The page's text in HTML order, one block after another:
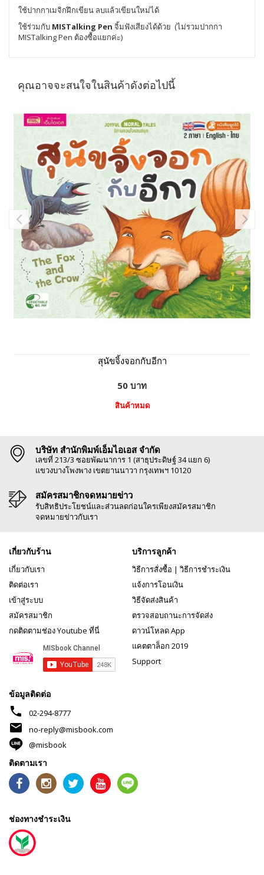
ใช้ปากกาเมจิกฝึกเขียน ลบแล้วเขียนใหม่ได้
ใช้ร่วมกับ MISTalking Pen จิ้มฟังเสียงได้ด้วย (ไม่รวมปากกา
MISTalking Pen ต้องซื้อแยกค่ะ)
คุณอาจจะสนใจในสินค้าดังต่อไปนี้
สุนัขจิ้งจอกกับอีกา
50 บาท
สินค้าหมด
บริษัท สำนักพิมพ์เอ็มไอเอส จำกัด
เลขที่ 213/3 ซอยพัฒนาการ 1 (สาธุประดิษฐ์ 34 แยก 6)
แขวงบางโพงพาง เขตยานนาวา กรุงเทพฯ 10120
สมัครสมาชิกจดหมายข่าว
รับสิทธิประโยชน์และส่วนลดก่อนใครเพียงสมัครสมาชิก
จดหมายข่าวกับเรา
เกี่ยวกับร้าน
เกี่ยวกับเรา
ติดต่อเรา
เข้าสู่ระบบ
สมัครสมาชิก
กดติดตามช่อง Youtube ที่นี่
บริการลูกค้า
วิธีการสั่งซื้อ | วิธีการชำระเงิน
แจ้งการโอนเงิน
วิธีจัดส่งสินค้า
ตรวจสอบถานะการจัดส่ง
ดาวน์โหลด App
แคตตาล็อก 2019
Support
ข้อมูลติดต่อ
phone 02-294-8777
mail
no-reply@misbook.com
@misbook
ติดตามเรา
ช่องทางชำระเงิน